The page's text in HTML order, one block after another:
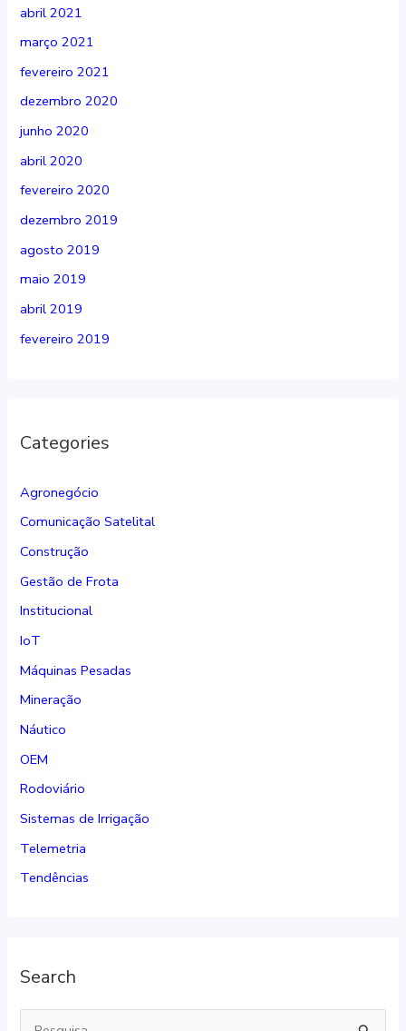
abril 2021
março 2021
fevereiro 2021
dezembro 2020
junho 2020
abril 2020
fevereiro 2020
dezembro 2019
agosto 2019
maio 2019
abril 2019
fevereiro 2019
Categories
Agronegócio
Comunicação Satelital
Construção
Gestão de Frota
Institucional
IoT
Máquinas Pesadas
Mineração
Náutico
OEM
Rodoviário
Sistemas de Irrigação
Telemetria
Tendências
Search